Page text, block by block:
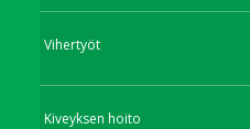
Vihertyöt
Kiveyksen hoito